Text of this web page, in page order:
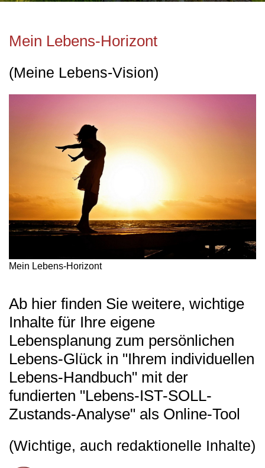
Mein Lebens-Horizont
(Meine Lebens-Vision)
Mein Lebens-Horizont
Ab hier finden Sie weitere, wichtige
Inhalte für Ihre eigene
Lebensplanung zum persönlichen
Lebens-Glück in "Ihrem individuellen
Lebens-Handbuch" mit der
fundierten "Lebens-IST-SOLL-
Zustands-Analyse" als Online-Tool
(Wichtige, auch redaktionelle Inhalte)